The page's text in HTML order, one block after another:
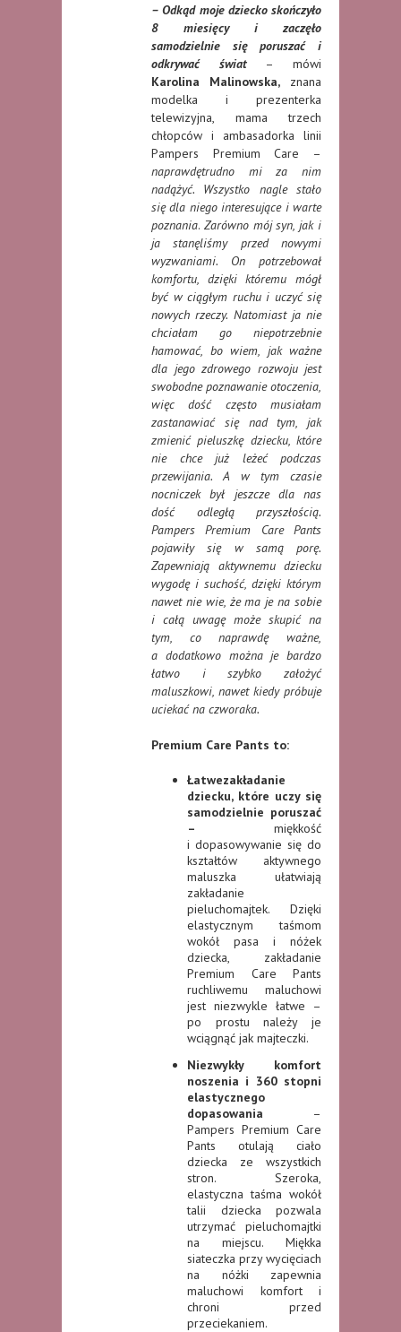
– Odkąd moje dziecko skończyło
8 miesięcy i zaczęło
samodzielnie się poruszać i
odkrywać świat– mówi
Karolina Malinowska, znana
modelka i prezenterka
telewizyjna, mama trzech
chłopców i ambasadorka linii
Pampers Premium Care –
naprawdętrudno mi za nim
nadążyć. Wszystko nagle stało
się dla niego interesujące i warte
poznania. Zarówno mój syn, jak i
ja stanęliśmy przed nowymi
wyzwaniami. On potrzebował
komfortu, dzięki któremu mógł
być w ciągłym ruchu i uczyć się
nowych rzeczy. Natomiast ja nie
chciałam go niepotrzebnie
hamować, bo wiem, jak ważne
dla jego zdrowego rozwoju jest
swobodne poznawanie otoczenia,
więc dość często musiałam
zastanawiać się nad tym, jak
zmienić pieluszkę dziecku, które
nie chce już leżeć podczas
przewijania. A w tym czasie
nocniczek był jeszcze dla nas
dość odległą przyszłością.
Pampers Premium Care Pants
pojawiły się w samą porę.
Zapewniają aktywnemu dziecku
wygodę i suchość, dzięki którym
nawet nie wie, że ma je na sobie
i całą uwagę może skupić na
tym, co naprawdę ważne,
a dodatkowo można je bardzo
łatwo i szybko założyć
maluszkowi, nawet kiedy próbuje
uciekać na czworaka.
Premium Care Pants to:
Łatwezakładanie
dziecku, które uczy się
samodzielnie poruszać
– miękkość
i dopasowywanie się do
kształtów aktywnego
maluszka ułatwiają
zakładanie
pieluchomajtek. Dzięki
elastycznym taśmom
wokół pasa i nóżek
dziecka, zakładanie
Premium Care Pants
ruchliwemu maluchowi
jest niezwykle łatwe –
po prostu należy je
wciągnąć jak majteczki.
Niezwykły komfort
noszenia i 360 stopni
elastycznego
dopasowania
–
Pampers Premium Care
Pants otulają ciało
dziecka ze wszystkich
stron. Szeroka,
elastyczna taśma wokół
talii dziecka pozwala
utrzymać pieluchomajtki
na miejscu. Miękka
siateczka przy wycięciach
na nóżki zapewnia
maluchowi komfort i
chroni przed
przeciekaniem.